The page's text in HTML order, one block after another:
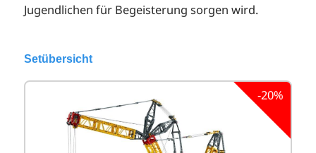
Jugendlichen für Begeisterung sorgen wird.
Setübersicht
-20%